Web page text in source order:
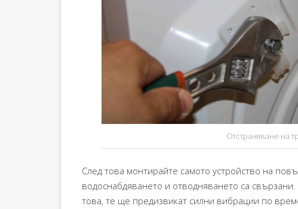
Отстраняване на
След това монтирайте самото устройство на
водоснабдяването и отводняването са
това, те ще предизвикат силни вибрации по